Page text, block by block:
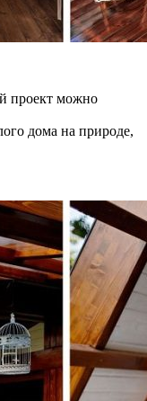
проект можно
дома на природе,